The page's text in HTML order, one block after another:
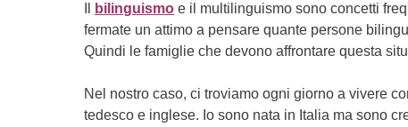
bilinguismo e il multilinguismo sono concetti
fermate un attimo a pensare quante persone
Quindi le famiglie che devono affrontare questa
Nel nostro caso, ci troviamo ogni giorno a vivere
tedesco e inglese. Io sono nata in Italia ma sono